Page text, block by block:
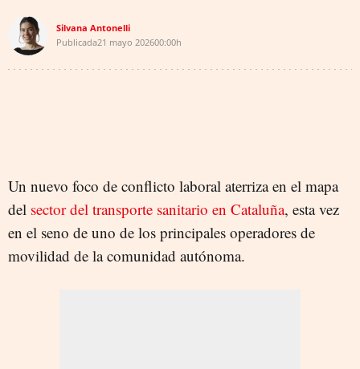
Silvana Antonelli
Publicada21 mayo 202600:00h
Un nuevo foco de conflicto laboral aterriza en el mapa
del sector del transporte sanitario en Cataluña, esta vez
en el seno de uno de los principales operadores de
movilidad de la comunidad autónoma.